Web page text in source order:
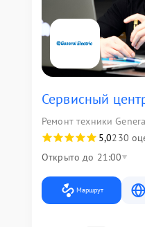
Сервисный
Ремонт техники
5,0230
Открыто до 21:00
Маршрут